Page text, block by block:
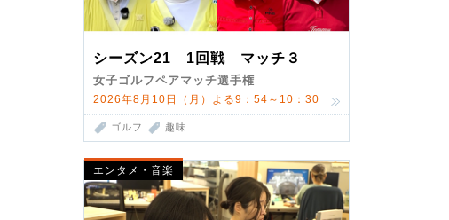
シーズン21 1回戦 マッチ３
女子ゴルフペアマッチ選手権
2026年8月10日（月）よる9：54～10：30
ゴルフ 趣味
エンタメ・音楽